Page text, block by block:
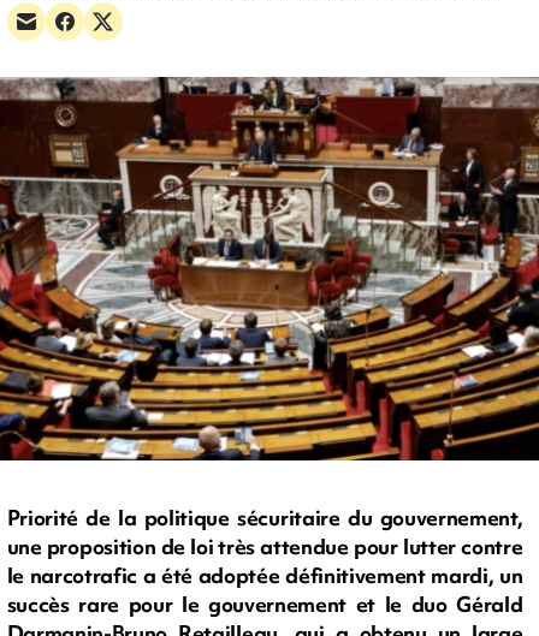
Priorité de la politique sécuritaire du gouvernement,
une proposition de loi très attendue pour lutter contre
le narcotrafic a été adoptée définitivement mardi, un
succès rare pour le gouvernement et le duo Gérald